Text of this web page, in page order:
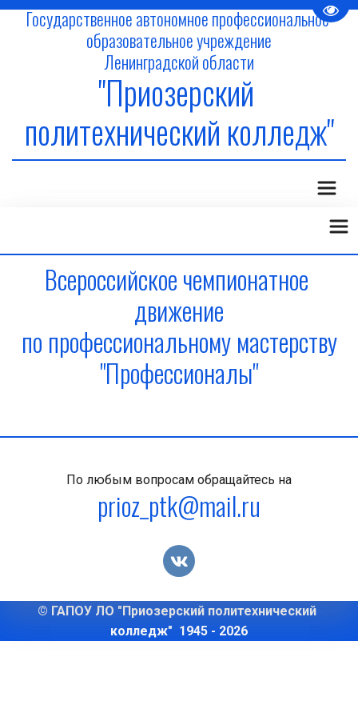
Государственное автономное профессиональное
образовательное учреждение
Ленинградской области
"Приозерский
политехнический колледж"
Всероссийское чемпионатное
движение
по профессиональному мастерству
"Профессионалы"
По любым вопросам обращайтесь на
prioz_ptk@mail.ru
© ГАПОУ ЛО "Приозерский политехнический
колледж"  1945 - 2026